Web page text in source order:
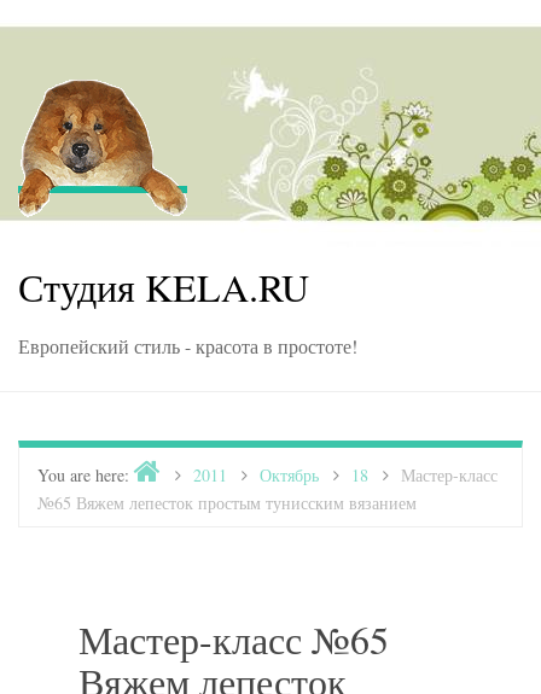
Студия KELA.RU
Европейский стиль - красота в простоте!
You are here: Home2011 Октябрь 18
Мастер-класс
№65 Вяжем лепесток простым тунисским вязанием
Мастер-класс №65
Вяжем лепесток